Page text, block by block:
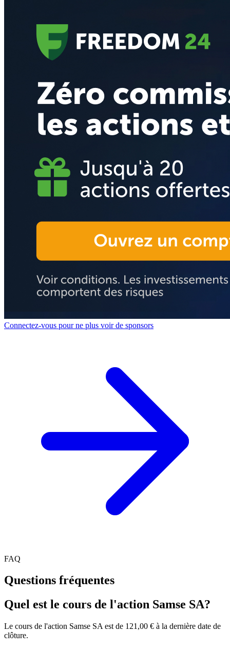
Connectez-vous pour ne plus voir de sponsors
FAQ
Questions fréquentes
Quel est le cours de l'action Samse SA?
Le cours de l'action Samse SA est de 121,00 € à la dernière date de
clôture.